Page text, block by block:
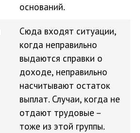
оснований.
Сюда входят ситуации,
когда неправильно
выдаются справки о
доходе, неправильно
насчитывают остаток
выплат. Случаи, когда не
отдают трудовые –
тоже из этой группы.